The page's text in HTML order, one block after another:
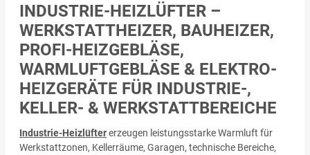
INDUSTRIE-HEIZLÜFTER –
WERKSTATTHEIZER, BAUHEIZER,
PROFI-HEIZGEBLÄSE,
WARMLUFTGEBLÄSE & ELEKTRO-
HEIZGERÄTE FÜR INDUSTRIE-,
KELLER- & WERKSTATTBEREICHE
Industrie-Heizlüftererzeugen leistungsstarke Warmluft für
Werkstattzonen, Kellerräume, Garagen, technische Bereiche,